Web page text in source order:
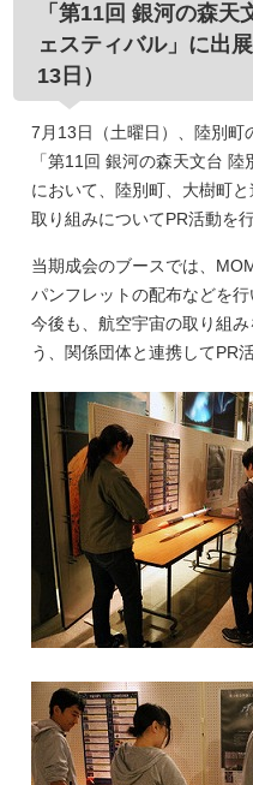
「第11回 銀河の森
ェスティバル」に出
13日）
7月13日（土曜日）、陸別町
「第11回 銀河の森天文台 陸
において、陸別町、大樹町
取り組みについてPR活動を
当期成会のブースでは、
パンフレットの配布などを行
今後も、航空宇宙の取り組
う、関係団体と連携してPR